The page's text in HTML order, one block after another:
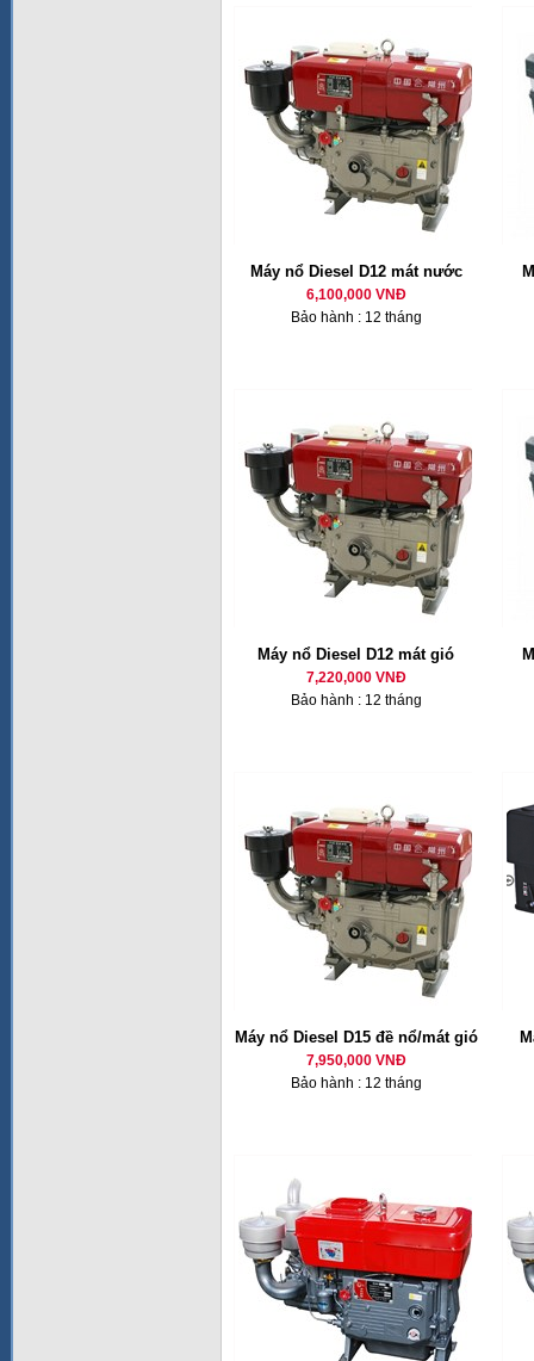
Máy nổ Diesel D12 mát nước
6,100,000 VNĐ
Bảo hành : 12 tháng
Máy nổ Diesel D12 mát gió
7,220,000 VNĐ
Bảo hành : 12 tháng
Máy nổ Diesel D15 đề nổ/mát gió
7,950,000 VNĐ
Bảo hành : 12 tháng